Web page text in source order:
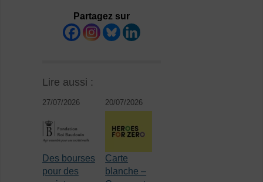
Partagez sur
Lire aussi :
27/07/2026
Des bourses
pour des
20/07/2026
Carte
blanche –